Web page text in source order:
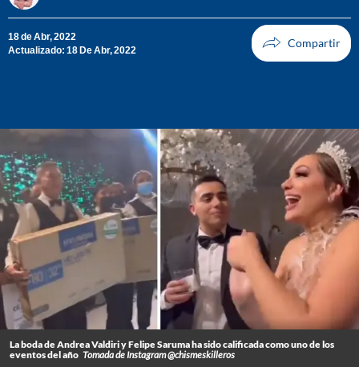
18 de Abr, 2022
Actualizado: 18 De Abr, 2022
La boda de Andrea Valdiri y Felipe Saruma ha sido calificada como uno de los
eventos del año Tomada de Instagram @chismeskilleros